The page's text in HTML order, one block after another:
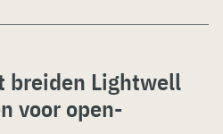
breiden Lightwell
voor open-